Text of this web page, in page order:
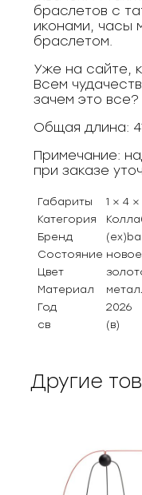
браслетов с
иконами, часы
браслетом.
Уже на сайте,
Всем
зачем это все?
Общая длина:
Примечание:
при заказе
Габариты
1 × 4 ×
Категория
Бренд
Состояние новое
Цвет
Материал
Год
2026
св
(в)
Другие